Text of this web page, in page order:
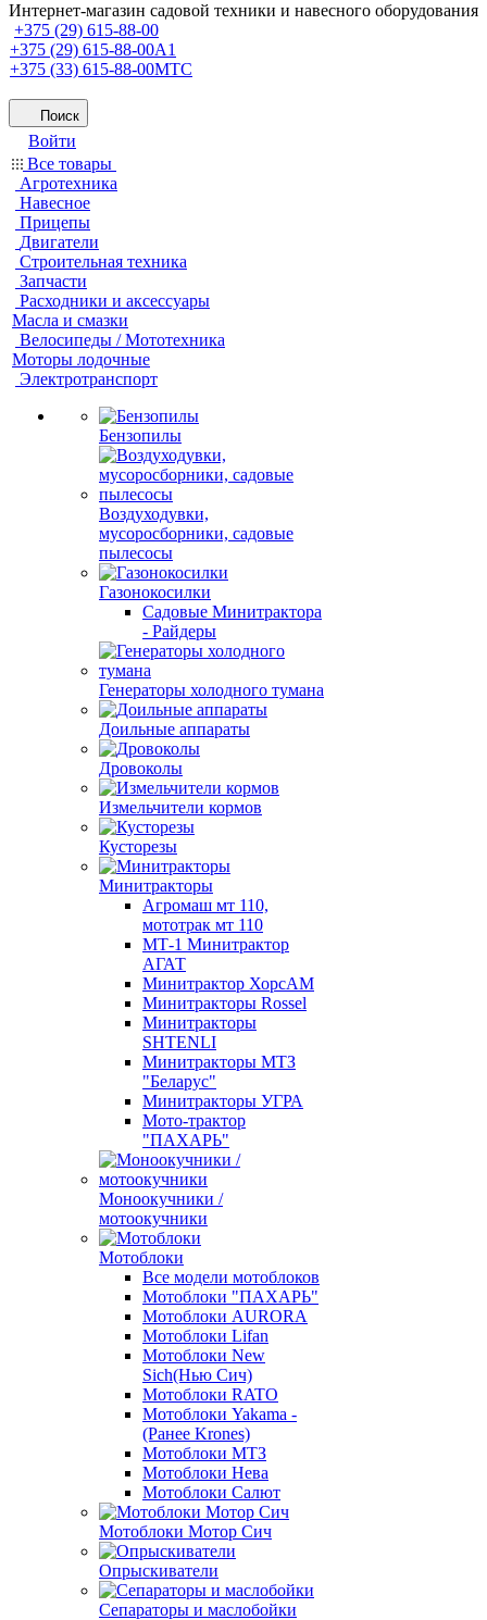
Интернет-магазин садовой техники и навесного оборудования
+375 (29) 615-88-00
+375 (29) 615-88-00A1
+375 (33) 615-88-00МТС
Поиск
Войти
Все товары
Агротехника
Навесное
Прицепы
Двигатели
Строительная техника
Запчасти
Расходники и аксессуары
Масла и смазки
Велосипеды / Мототехника
Моторы лодочные
Электротранспорт
Бензопилы
Воздуходувки,
мусоросборники, cадовые
пылесосы
Газонокосилки
Садовые Минитрактора
- Райдеры
Генераторы холодного тумана
Доильные аппараты
Дровоколы
Измельчители кормов
Кусторезы
Минитракторы
Агромаш мт 110,
мототрак мт 110
МТ-1 Минитрактор
АГАТ
Минитрактор ХорсАМ
Минитракторы Rossel
Минитракторы
SHTENLI
Минитракторы МТЗ
"Беларус"
Минитракторы УГРА
Мото-трактор
"ПАХАРЬ"
Моноокучники /
мотоокучники
Мотоблоки
Все модели мотоблоков
Мотоблоки "ПАХАРЬ"
Мотоблоки AURORA
Мотоблоки Lifan
Мотоблоки New
Sich(Нью Сич)
Мотоблоки RATO
Мотоблоки Yakama -
(Ранее Krones)
Мотоблоки МТЗ
Мотоблоки Нева
Мотоблоки Салют
Мотоблоки Мотор Сич
Опрыскиватели
Сепараторы и маслобойки